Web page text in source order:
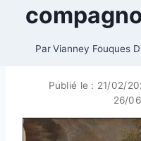
Par Vianney Fouques
Publié le : 21/02/
26/